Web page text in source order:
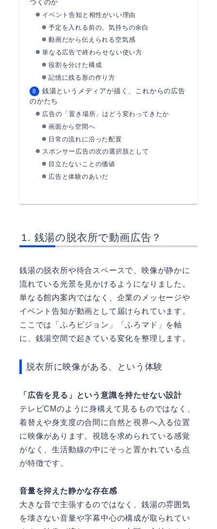
つくのか
イベント告知と相性がいい理由
予定を入れる前の、気持ちの余白
動画だから伝えられる空気感
単なる広告で終わらせない使い方
役割を分けた構成
記憶に残る形の作り方
銭湯というメディアが描く、これからの広告
のかたち
広告の「置き場所」はどう変わってきたか
画面から空間へ
日常の流れに沿った配置
スポンサー広告の次の選択肢として
目立たないことの価値
広告と体験のあいだ
銭湯の脱衣所で動画広告？
銭湯の脱衣所や待合スペースで、映像が静かに
流れている光景を見かけるようになりました。
単なる館内案内ではなく、企業のメッセージや
イベント告知が動画として届けられています。
ここでは「ふろビジョン」「ふろマド」を軸
に、銭湯空間で起きている変化を整理します。
脱衣所に映像がある、という体験
「広告を見る」という意識を持たせない設計
テレビCMのように身構えて見るものではなく、
着替えや身支度の合間に自然と視界へ入る位置
に映像があります。視聴を求められている感覚
がなく、生活動線の中にそっと置かれている点
が特徴です。
音量を抑えた静かな存在感
大きな音で主張するのではなく、銭湯の雰囲気
を壊さない音量や字幕中心の構成が取られてい